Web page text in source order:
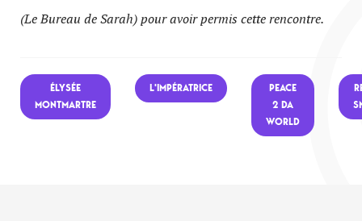
(Le Bureau de Sarah) pour avoir permis cette rencontre.
ÉLYSÉE
MONTMARTRE
L'IMPÉRATRICE
PEACE
2 DA
WORLD